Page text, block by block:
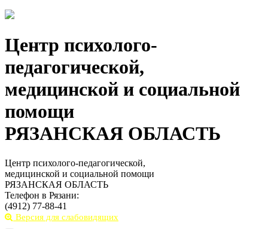
Центр психолого-
педагогической,
медицинской и социальной
помощи
РЯЗАНСКАЯ ОБЛАСТЬ
Центр психолого-педагогической,
медицинской и социальной помощи
РЯЗАНСКАЯ ОБЛАСТЬ
Телефон в Рязани:
(4912) 77-88-41
Версия для слабовидящих